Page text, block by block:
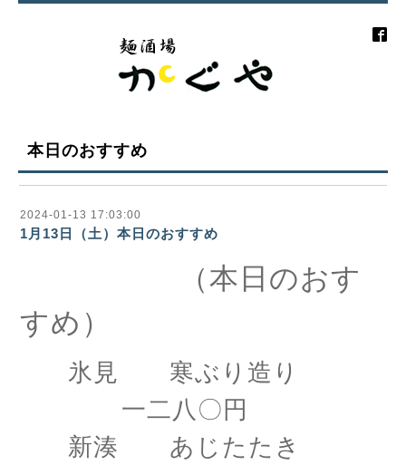
本日のおすすめ
2024-01-13 17:03:00
1月13日（土）本日のおすすめ
（本日のおす
すめ）
氷見 寒ぶり造り
一二八〇円
新湊 あじたたき